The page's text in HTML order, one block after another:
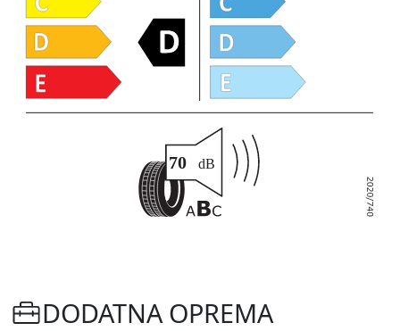
DODATNA OPREMA